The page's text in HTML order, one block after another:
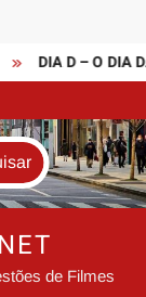
DIA D – O DIA
de Filmes